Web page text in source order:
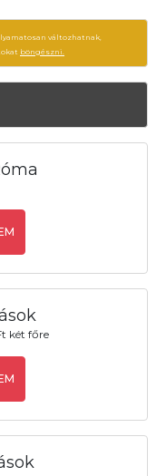
változhatnak,
böngészni.
két főre